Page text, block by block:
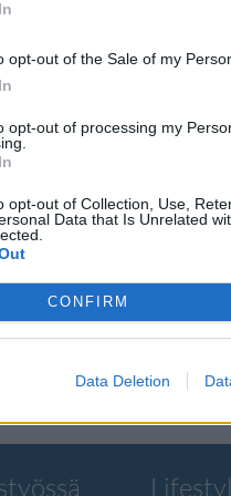
opt-out of the Sale of my
opt-out of processing my
opt-out of Collection, Use,
Data that Is Unrelated
CONFIRM
Data Deletion
seurattiin